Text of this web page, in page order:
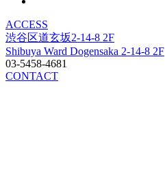
ACCESS
渋谷区道玄坂2-14-8 2F
Shibuya Ward Dogensaka 2-14-8 2F
03-5458-4681
CONTACT